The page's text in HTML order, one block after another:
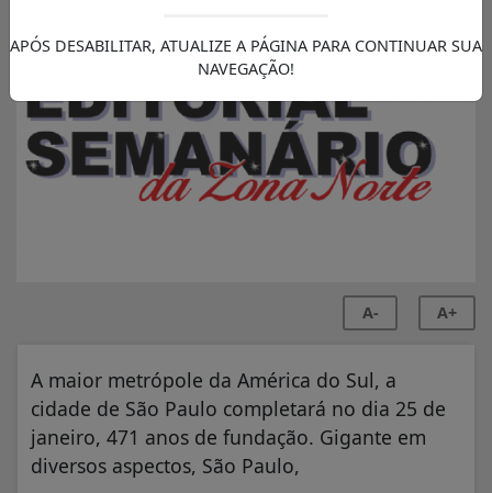
A- A+
A maior metrópole da América do Sul, a
cidade de São Paulo completará no dia 25 de
janeiro, 471 anos de fundação. Gigante em
diversos aspectos, São Paulo,
APÓS DESABILITAR, ATUALIZE A PÁGINA PARA CONTINUAR SUA
NAVEGAÇÃO!